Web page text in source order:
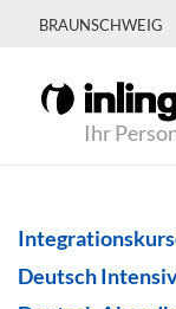
BRAUNSCHWEIG
Ihr
Deutsch